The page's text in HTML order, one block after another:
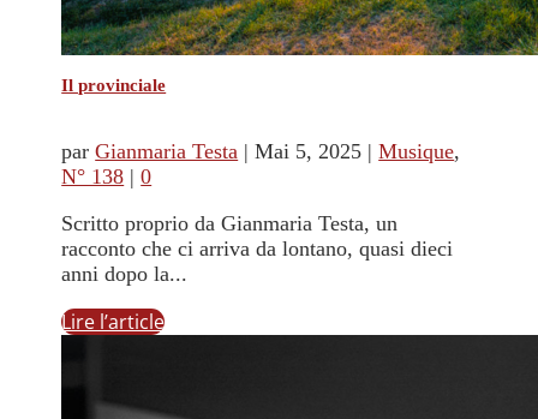
Il provinciale
parGianmaria Testa |Mai 5, 2025 |Musique,
N° 138 |0
Scritto proprio da Gianmaria Testa, un
racconto che ci arriva da lontano, quasi dieci
anni dopo la...
Lire l’article